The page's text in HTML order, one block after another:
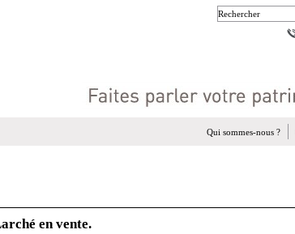
Qui sommes-nous ?
en vente.